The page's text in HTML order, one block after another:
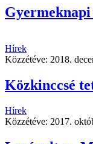
Hírek
Közzétéve: 2018.
Közkinccsé
Hírek
Közzétéve: 2017.